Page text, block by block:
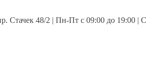
Стачек 48/2 | Пн-Пт с 09:00 до 19:00 |